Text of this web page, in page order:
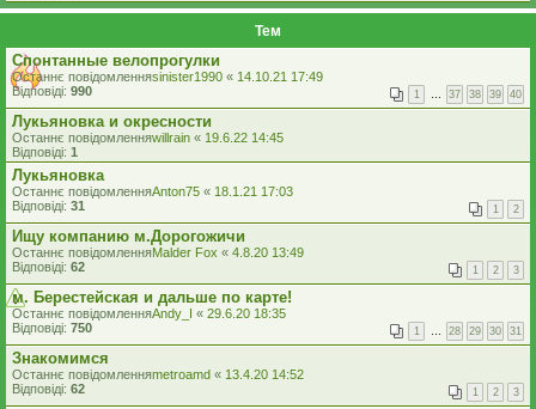
Тем
Спонтанные велопрогулки
Останнє повідомленняsinister1990 « 14.10.21 17:49
Відповіді: 990 1 … 37 38 39 40
Лукьяновка и окресности
Останнє повідомленняwillrain « 19.6.22 14:45
Відповіді: 1
Лукьяновка
Останнє повідомленняAnton75 « 18.1.21 17:03
Відповіді: 31 1 2
Ищу компанию м.Дорогожичи
Останнє повідомленняMalder Fox « 4.8.20 13:49
Відповіді: 62 1 2 3
м. Берестейская и дальше по карте!
Останнє повідомленняAndy_I « 29.6.20 18:35
Відповіді: 750 1 … 28 29 30 31
Знакомимся
Останнє повідомленняmetroamd « 13.4.20 14:52
Відповіді: 62 1 2 3